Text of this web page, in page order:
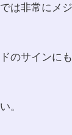
は非常にメ
のサインに
。